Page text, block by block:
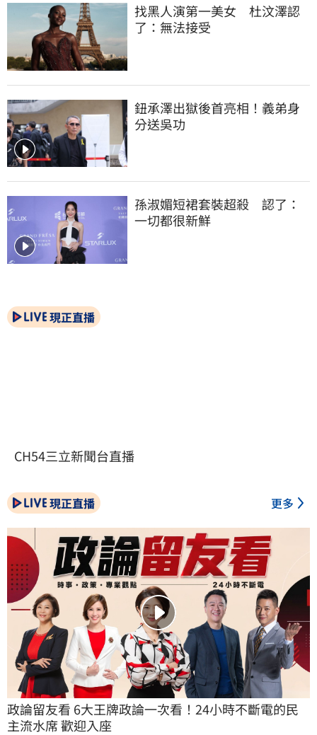
找黑人演第一美女　杜汶澤認
了：無法接受
鈕承澤出獄後首亮相！義弟身
分送吳功
孫淑媚短裙套裝超殺　認了：
一切都很新鮮
現正直播
CH54三立新聞台直播
現正直播 更多
政論留友看 6大王牌政論一次看！24小時不斷電的民
主流水席 歡迎入座